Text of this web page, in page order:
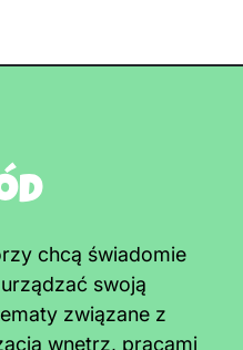
chcą świadomie
swoją
związane z
wnętrz, pracami